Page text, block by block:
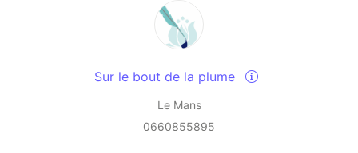
Sur le bout de la plume
Le Mans
0660855895